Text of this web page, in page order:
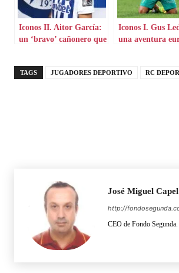
Iconos II. Aitor García:
un ‘bravo’ cañonero que
Iconos I. Gus
una aventura
TAGS JUGADORES DEPORTIVO RC
José Miguel
http://
CEO de Fondo